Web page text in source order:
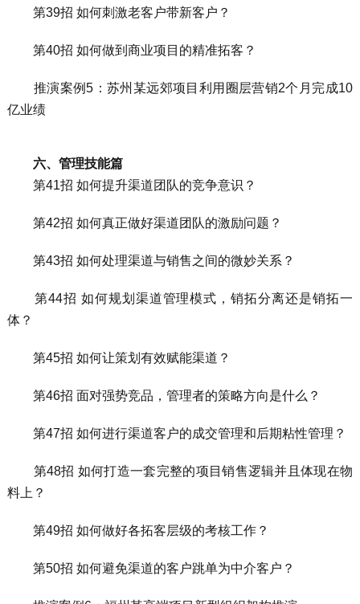
第39招 如何刺激老客户带新客户？
第40招 如何做到商业项目的精准拓客？
推演案例5：苏州某远郊项目利用圈层营销2个月完成10
亿业绩
六、管理技能篇
第41招 如何提升渠道团队的竞争意识？
第42招 如何真正做好渠道团队的激励问题？
第43招 如何处理渠道与销售之间的微妙关系？
第44招 如何规划渠道管理模式，销拓分离还是销拓一
体？
第45招 如何让策划有效赋能渠道？
第46招 面对强势竞品，管理者的策略方向是什么？
第47招 如何进行渠道客户的成交管理和后期粘性管理？
第48招 如何打造一套完整的项目销售逻辑并且体现在物
料上？
第49招 如何做好各拓客层级的考核工作？
第50招 如何避免渠道的客户跳单为中介客户？